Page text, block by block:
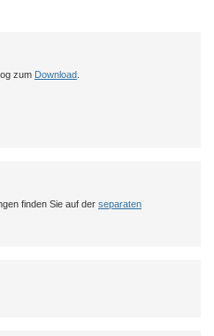
zum Download
finden Sie auf der separaten